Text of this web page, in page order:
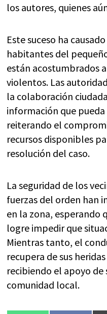
los autores, quienes
Este suceso ha
habitantes del
están acostumbrados
violentos. Las
la colaboración
información que
reiterando el
recursos disponibles
resolución del caso.
La seguridad de los
fuerzas del orden han
en la zona, esperando
logre impedir que
Mientras tanto, el
recupera de sus
recibiendo el apoyo de
comunidad local.